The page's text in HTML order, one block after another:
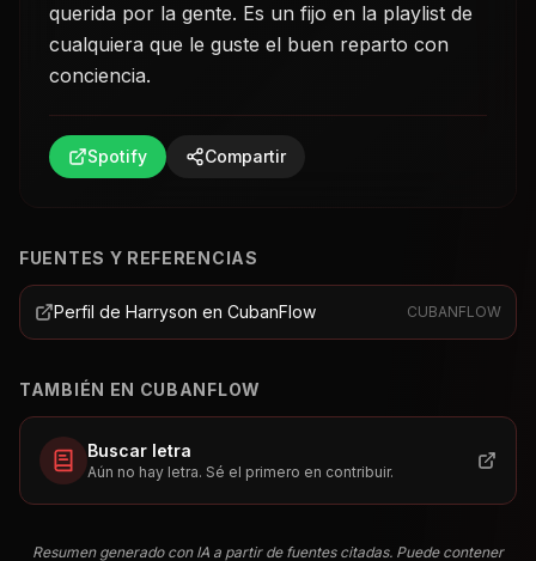
querida por la gente. Es un fijo en la playlist de
cualquiera que le guste el buen reparto con
conciencia.
Spotify Compartir
FUENTES Y REFERENCIAS
Perfil de Harryson en CubanFlow CUBANFLOW
TAMBIÉN EN CUBANFLOW
Buscar letra
Aún no hay letra. Sé el primero en contribuir.
Resumen generado con IA a partir de fuentes citadas. Puede contener